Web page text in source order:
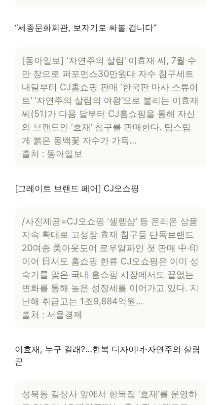
“세종문화회관, 보자기로 싸볼 겁니다”
[동아일보] ‘자연주의 살림’ 이효재 씨, 7월 수
만 장으로 퍼포먼스30만원대 자수 침구세트
내달부터 CJ홈쇼핑 판매 ‘한국판 마사 스튜어
트’ ‘자연주의 살림의 여왕’으로 불리는 이효재
씨(51)가 다음 달부터 CJ홈쇼핑을 통해 자신
의 브랜드인 ‘효재’ 침구를 판매한다. 탐스럽
게 붉은 동백꽃 자수가 가득…
출처 : 동아일보
[그레이트 브랜드 페어] CJ오쇼핑
/사진제공=CJ오쇼핑 ‘셀렙샵’ 등 온리온 상품
지속 확대로 고성장 효재 침구등 단독브랜드
20여종 美아웃도어 로우알파인 첫 판매 中·印
이어 日서도 홈쇼핑 한류 CJ오쇼핑은 이미 성
숙기를 맞은 국내 홈쇼핑 시장에서도 끝없는
변화를 통해 높은 성장세를 이어가고 있다. 지
난해 취급고는 1조9,884억원…
출처 : 서울경제
이효재, 누구 길래?…한복 디자이너·자연주의 살림
꾼
성북동 길상사 앞에서 한복집 ‘효재’를 운영하